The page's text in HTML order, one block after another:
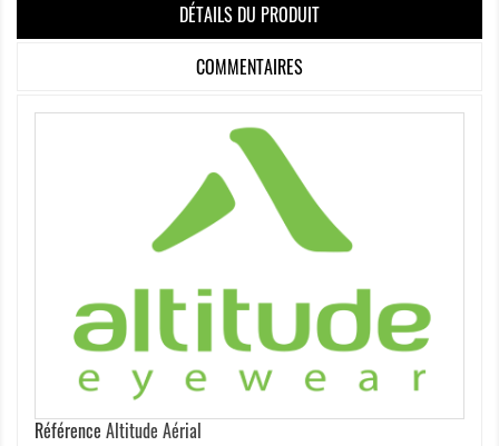
DÉTAILS DU PRODUIT
COMMENTAIRES
Référence Altitude Aérial